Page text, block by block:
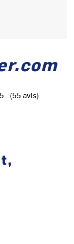
(55 avis)